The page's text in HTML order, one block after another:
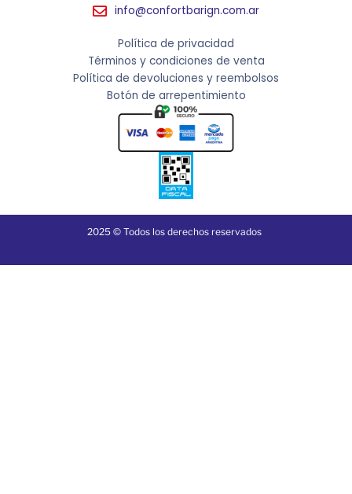
info@confortbarign.com.ar
Política de privacidad
Términos y condiciones de venta
Política de devoluciones y reembolsos
Botón de arrepentimiento
2025 © Todos los derechos reservados